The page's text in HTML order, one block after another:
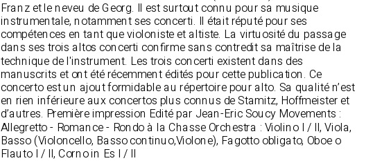
Franz et le neveu de Georg. Il est surtout connu pour sa musique
instrumentale, notamment ses concerti. Il était réputé pour ses
compétences en tant que violoniste et altiste. La virtuosité du passage
dans ses trois altos concerti confirme sans contredit sa maîtrise de la
technique de l'instrument. Les trois concerti existent dans des
manuscrits et ont été récemment édités pour cette publication. Ce
concerto est un ajout formidable au répertoire pour alto. Sa qualité n’est
en rien inférieure aux concertos plus connus de Stamitz, Hoffmeister et
d’autres. Première impression Edité par Jean-Eric Soucy Movements :
Allegretto - Romance - Rondo à la Chasse Orchestra : Violino I / II, Viola,
Basso (Violoncello, Basso continuo,Violone), Fagotto obligato, Oboe o
Flauto I / II, Corno in Es I / II